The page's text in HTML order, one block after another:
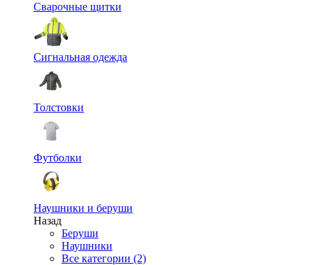
Сварочные щитки
Сигнальная одежда
Толстовки
Футболки
Наушники и беруши
Назад
Беруши
Наушники
Все категории (2)